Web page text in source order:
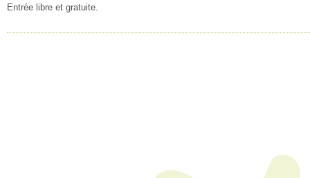
Entrée libre et gratuite.